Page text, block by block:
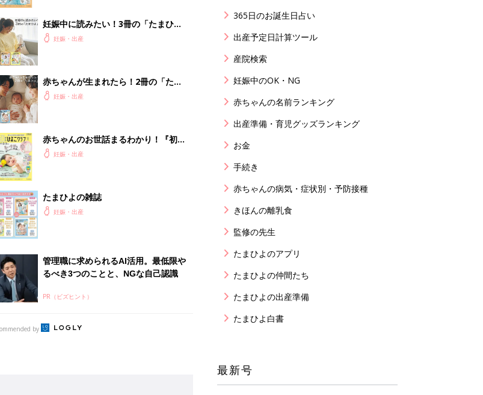
妊娠中に読みたい！3冊の「たまひ
よ」妊娠・出産
赤ちゃんが生まれたら！2冊の「たま
ひよ」
妊娠・出産
赤ちゃんのお世話まるわかり！『初め
てのひよこクラブ 夏号』〈巻頭大特
妊娠・出産
たまひよの雑誌
妊娠・出産
管理職に求められるAI活用。最低限や
るべき3つのことと、NGな自己認識
PR（ビズヒント）
by
365日のお誕生日占い
出産予定日計算ツール
産院検索
妊娠中のOK・NG
赤ちゃんの名前ランキング
出産準備・育児グッズランキング
お金
手続き
赤ちゃんの病気・症状別・予防接種
きほんの離乳食
監修の先生
たまひよのアプリ
たまひよの仲間たち
たまひよの出産準備
たまひよ白書
最新号